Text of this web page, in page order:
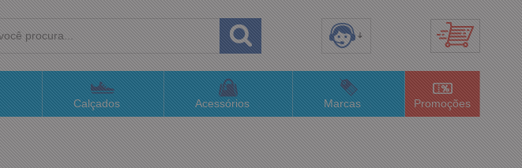
(48) 3658-4820
(48)996063435
sac@lojaconceitom.com.br
Calçados Acessórios Marcas Promoções